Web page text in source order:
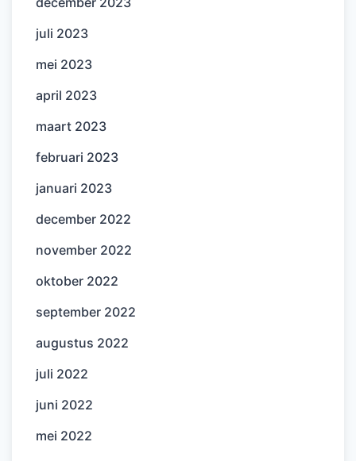
juli 2023
mei 2023
april 2023
maart 2023
februari 2023
januari 2023
december 2022
november 2022
oktober 2022
september 2022
augustus 2022
juli 2022
juni 2022
mei 2022